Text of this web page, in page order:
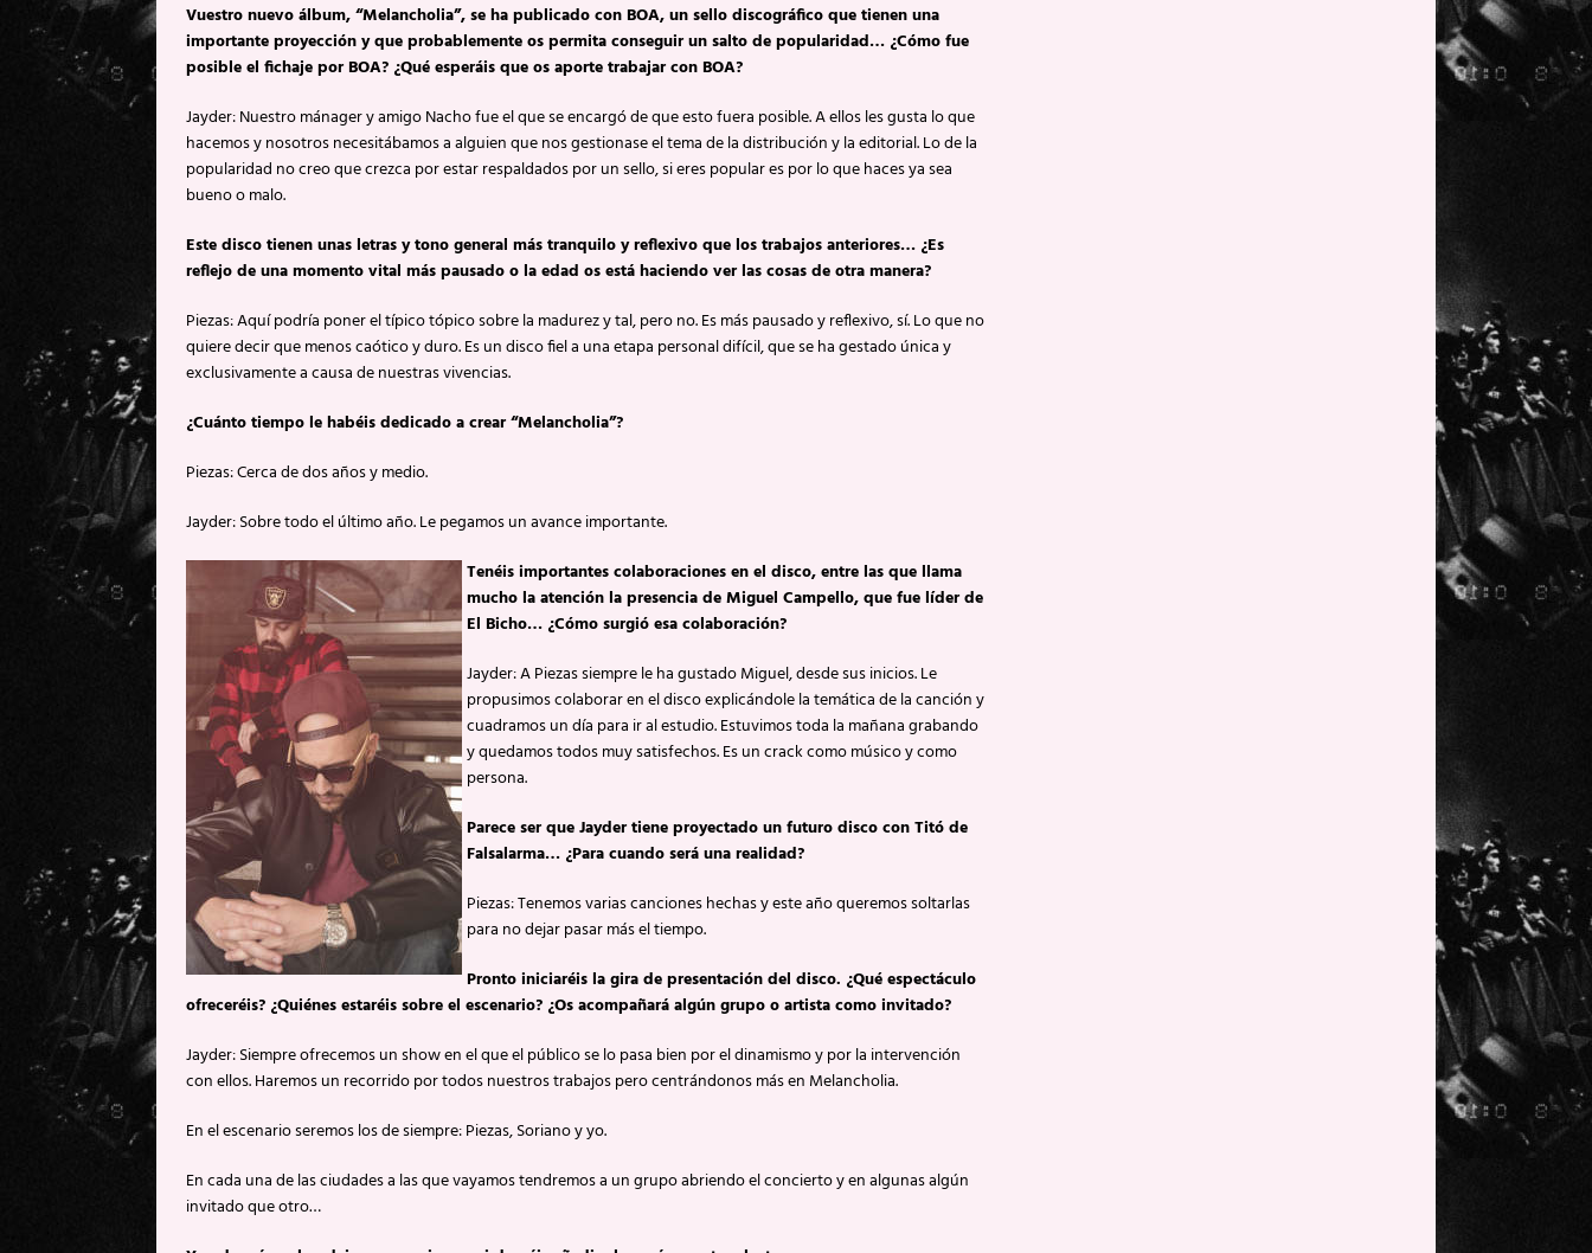
Vuestro nuevo álbum, “Melancholia”, se ha publicado con BOA, un sello discográfico que tienen una
importante proyección y que probablemente os permita conseguir un salto de popularidad… ¿Cómo fue
posible el fichaje por BOA? ¿Qué esperáis que os aporte trabajar con BOA?
Jayder: Nuestro mánager y amigo Nacho fue el que se encargó de que esto fuera posible. A ellos les gusta lo que
hacemos y nosotros necesitábamos a alguien que nos gestionase el tema de la distribución y la editorial. Lo de la
popularidad no creo que crezca por estar respaldados por un sello, si eres popular es por lo que haces ya sea
bueno o malo.
Este disco tienen unas letras y tono general más tranquilo y reflexivo que los trabajos anteriores… ¿Es
reflejo de una momento vital más pausado o la edad os está haciendo ver las cosas de otra manera?
Piezas: Aquí podría poner el típico tópico sobre la madurez y tal, pero no. Es más pausado y reflexivo, sí. Lo que no
quiere decir que menos caótico y duro. Es un disco fiel a una etapa personal difícil, que se ha gestado única y
exclusivamente a causa de nuestras vivencias.
¿Cuánto tiempo le habéis dedicado a crear “Melancholia”?
Piezas: Cerca de dos años y medio.
Jayder: Sobre todo el último año. Le pegamos un avance importante.
Tenéis importantes colaboraciones en el disco, entre las que llama
mucho la atención la presencia de Miguel Campello, que fue líder de
El Bicho… ¿Cómo surgió esa colaboración?
Jayder: A Piezas siempre le ha gustado Miguel, desde sus inicios. Le
propusimos colaborar en el disco explicándole la temática de la canción y
cuadramos un día para ir al estudio. Estuvimos toda la mañana grabando
y quedamos todos muy satisfechos. Es un crack como músico y como
persona.
Parece ser que Jayder tiene proyectado un futuro disco con Titó de
Falsalarma… ¿Para cuando será una realidad?
Piezas: Tenemos varias canciones hechas y este año queremos soltarlas
para no dejar pasar más el tiempo.
Pronto iniciaréis la gira de presentación del disco. ¿Qué espectáculo
ofreceréis? ¿Quiénes estaréis sobre el escenario? ¿Os acompañará algún grupo o artista como invitado?
Jayder: Siempre ofrecemos un show en el que el público se lo pasa bien por el dinamismo y por la intervención
con ellos. Haremos un recorrido por todos nuestros trabajos pero centrándonos más en Melancholia.
En el escenario seremos los de siempre: Piezas, Soriano y yo.
En cada una de las ciudades a las que vayamos tendremos a un grupo abriendo el concierto y en algunas algún
invitado que otro…